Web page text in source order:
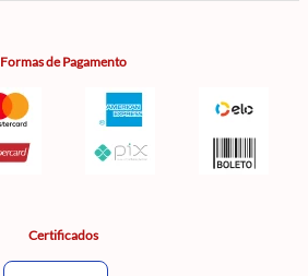
Formas de Pagamento
Certificados